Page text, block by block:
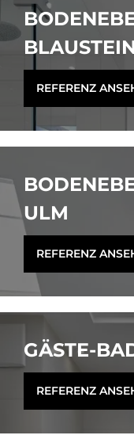
REFERENZ
ULM
REFERENZ
GÄ­STE-
REFERENZ